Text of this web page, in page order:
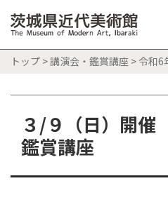
トップ >講演会・鑑賞講座 >令和6
３/９（日）開
鑑賞講座